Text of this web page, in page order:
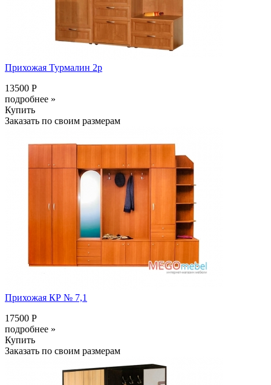
Прихожая Турмалин 2р
13500 Р
подробнее »
Купить
Заказать по своим размерам
Прихожая КР № 7,1
17500 Р
подробнее »
Купить
Заказать по своим размерам